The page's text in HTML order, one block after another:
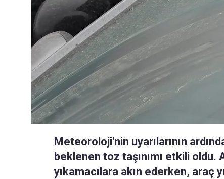
Meteoroloji'nin uyarılarının
beklenen toz taşınımı etkili
yıkamacılara akın ederken, araç